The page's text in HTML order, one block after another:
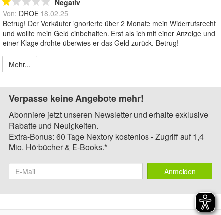
Negativ
Von: DROE 18.02.25
Betrug! Der Verkäufer ignorierte über 2 Monate mein Widerrufsrecht
und wollte mein Geld einbehalten. Erst als ich mit einer Anzeige und
einer Klage drohte überwies er das Geld zurück. Betrug!
Mehr...
Verpasse keine Angebote mehr!
Abonniere jetzt unseren Newsletter und erhalte exklusive
Rabatte und Neuigkeiten.
Extra-Bonus: 60 Tage Nextory kostenlos - Zugriff auf 1,4
Mio. Hörbücher & E-Books.*
Anmelden